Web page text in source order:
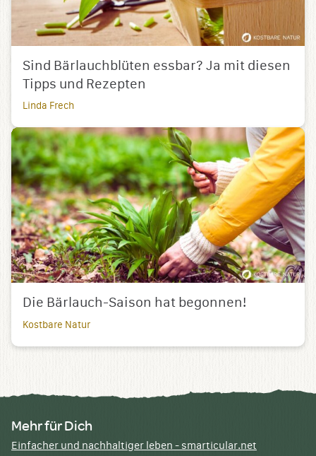
Sind Bärlauchblüten essbar? Ja mit diesen
Tipps und Rezepten
Linda Frech
Die Bärlauch-Saison hat begonnen!
Kostbare Natur
Mehr für Dich
Einfacher und nachhaltiger leben - smarticular.net